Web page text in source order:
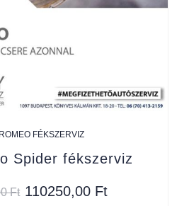
FÉKSZERVIZ
Spider fékszerviz
Ft 110250,00 Ft